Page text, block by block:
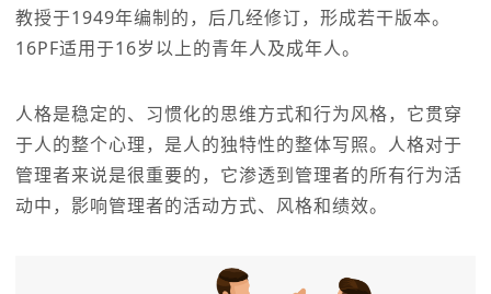
教授于1949年编制的，后几经修订，形成若干版本。
16PF适用于16岁以上的青年人及成年人。
人格是稳定的、习惯化的思维方式和行为风格，它贯穿
于人的整个心理，是人的独特性的整体写照。人格对于
管理者来说是很重要的，它渗透到管理者的所有行为活
动中，影响管理者的活动方式、风格和绩效。